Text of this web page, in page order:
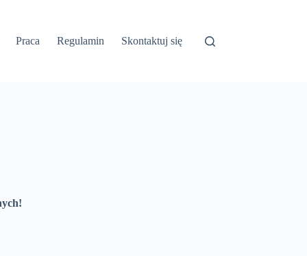
Praca Regulamin Skontaktuj się